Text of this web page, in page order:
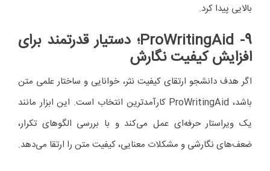
بالایی پیدا کرد.
9- ProWritingAid ؛ دستیار قدرتمند برای
افزایش کیفیت نگارش
اگر هدف دانشجو ارتقای کیفیت نثر، خوانایی و ساختار علمی متن
باشد، ProWritingAid کارآمدترین انتخاب است. این ابزار مانند
یک ویراستار حرفه‌ای عمل می‌کند و با بررسی الگوهای تکرار،
ضعف‌های نگارشی و مشکلات معنایی، کیفیت متن را ارتقا می‌دهد.